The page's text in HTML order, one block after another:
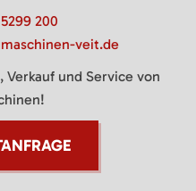
200
veit.de
und Service von